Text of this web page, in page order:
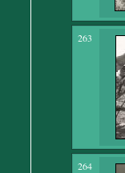
263
264